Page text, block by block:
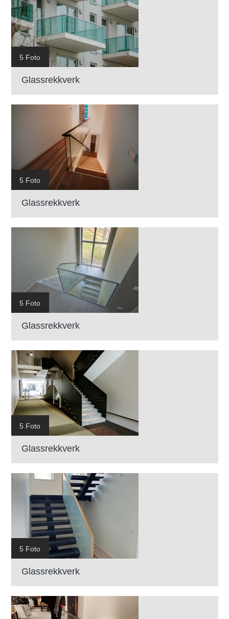
5 Foto
Glassrekkverk
5 Foto
Glassrekkverk
5 Foto
Glassrekkverk
5 Foto
Glassrekkverk
5 Foto
Glassrekkverk